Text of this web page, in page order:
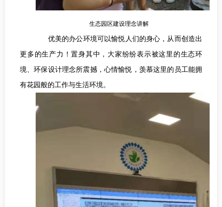
生态园区建设理念讲解
优美的办公环境可以愉悦人们的身心，从而创造出
更多的生产力！置身其中，大家纷纷表示被这里的生态环
境、环保设计理念所震撼，心情愉悦，羡慕这里的员工能拥
有花园般的工作与生活环境。